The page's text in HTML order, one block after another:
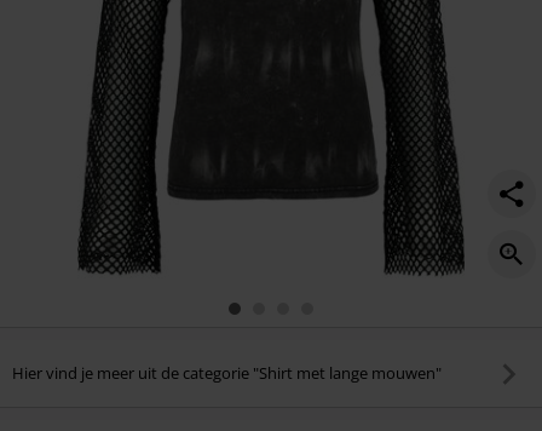
Hier vind je meer uit de categorie "Shirt met lange mouwen"